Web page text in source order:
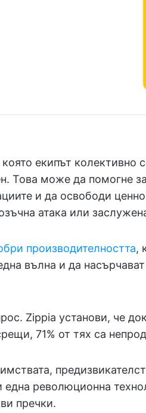
екипът колективно
Това може да помогне
и да освободи
атака или
производителността,
вълна и да насърчават
Zippia установи, че
71% от тях са
революционна
пречки.